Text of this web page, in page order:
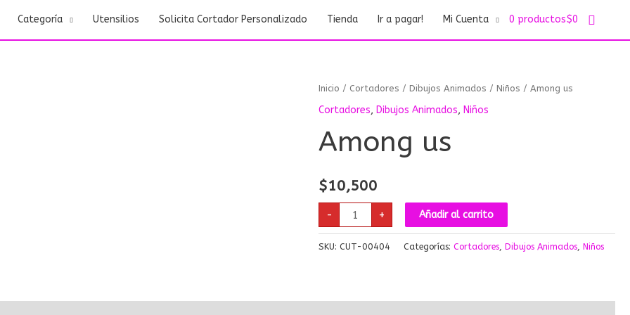
Categoría Utensilios Solicita Cortador Personalizado Tienda Ir a pagar! Mi Cuenta 0 productos$0 Buscar
Inicio / Cortadores /Dibujos Animados /Niños / Among us
Cortadores, Dibujos Animados, Niños
Among us
$10,500
-
Among
us
cantidad
+ Añadir al carrito
SKU:CUT-00404 Categorías:Cortadores,Dibujos Animados,Niños